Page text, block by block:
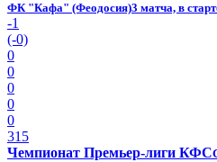
ФК "Кафа" (Феодосия)3 матча, в
-1
(-0)
0
0
0
0
0
315
Чемпионат Премьер-лиги КФС